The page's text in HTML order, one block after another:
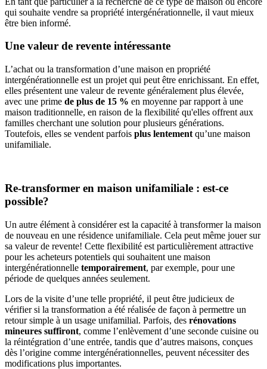
qui souhaite vendre sa propriété intergénérationnelle, il vaut mieux
être bien informé.
Une valeur de revente intéressante
L’achat ou la transformation d’une maison en propriété
intergénérationnelle est un projet qui peut être enrichissant. En effet,
elles présentent une valeur de revente généralement plus élevée,
avec une prime de plus de 15 % en moyenne par rapport à une
maison traditionnelle, en raison de la flexibilité qu'elles offrent aux
familles cherchant une solution pour plusieurs générations.
Toutefois, elles se vendent parfois plus lentement qu’une maison
unifamiliale.
Re-transformer en maison unifamiliale : est-ce
possible?
Un autre élément à considérer est la capacité à transformer la maison
de nouveau en une résidence unifamiliale. Cela peut même jouer sur
sa valeur de revente! Cette flexibilité est particulièrement attractive
pour les acheteurs potentiels qui souhaitent une maison
intergénérationnelle temporairement, par exemple, pour une
période de quelques années seulement.
Lors de la visite d’une telle propriété, il peut être judicieux de
vérifier si la transformation a été réalisée de façon à permettre un
retour simple à un usage unifamilial. Parfois, des rénovations
mineures suffiront, comme l’enlèvement d’une seconde cuisine ou
la réintégration d’une entrée, tandis que d’autres maisons, conçues
dès l’origine comme intergénérationnelles, peuvent nécessiter des
modifications plus importantes.